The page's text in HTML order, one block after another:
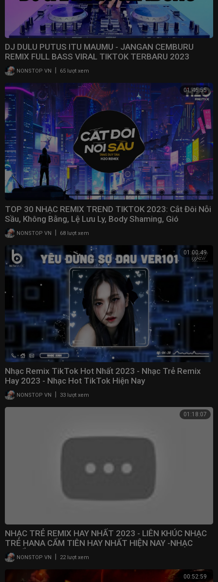
DJ DULU PUTUS ITU MAUMU - JANGAN CEMBURU
REMIX FULL BASS VIRAL TIKTOK TERBARU 2023
NONSTOP VN 65 lượt xem
01:46:55
TOP 30 NHẠC REMIX TREND TIKTOK 2023: Cắt Đôi Nỗi
Sầu, Không Bằng, Lệ Lưu Ly, Body Shaming, Gió
NONSTOP VN | 68 lượt xem
01:00:49
Nhạc Remix TikTok Hot Nhất 2023 - Nhạc Trẻ Remix
Hay 2023 - Nhạc Hot TikTok Hiện Nay
NONSTOP VN 33 lượt xem
01:18:07
NHẠC TRẺ REMIX HAY NHẤT 2023 - LIÊN KHÚC NHẠC
TRẺ HANA CẨM TIÊN HAY NHẤT HIỆN NAY -NHẠC
TUYỂN CHỌN
NONSTOP VN 22 lượt xem
00:52:59